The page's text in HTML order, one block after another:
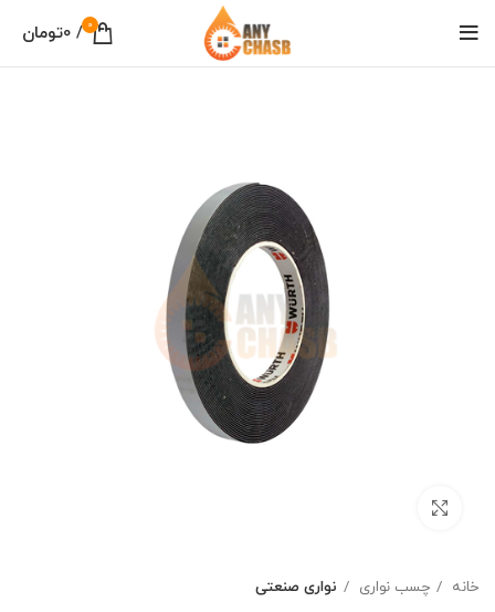
0
/
0تومان
خانه چسب نواری نواری صنعتی